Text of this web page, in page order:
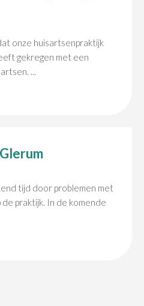
onze huisartsenpraktijk
gekregen met een
...
tijd door problemen met
praktijk. In de komende